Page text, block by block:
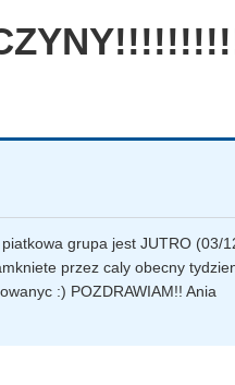
grupa jest JUTRO (03/
przez caly obecny
:) POZDRAWIAM!! Ania